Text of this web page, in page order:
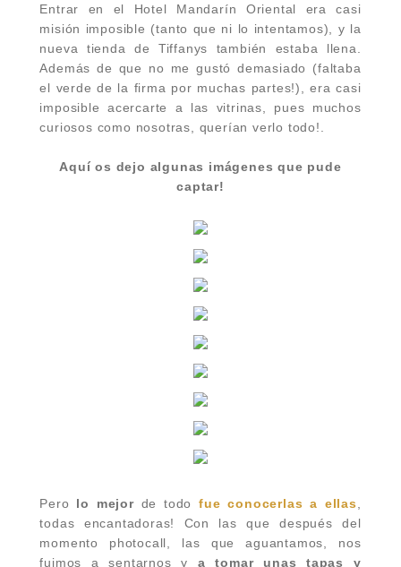
Entrar en el Hotel Mandarín Oriental era casi
misión imposible (tanto que ni lo intentamos),
y la
nueva tienda de Tiffanys también estaba llena.
Además de que no me gustó demasiado (faltaba
el verde de la firma por muchas partes!)
, era casi
imposible acercarte a las vitrinas, pues muchos
curiosos como nosotras, querían verlo todo!.
Aquí os dejo algunas imágenes que pude
captar!
Pero lo mejorde todofue conocerlas a ellas
todas encantadoras! Con las que después del
momento photocall, las que aguantamos, nos
fuimos a sentarnos y a tomar unas tapas y